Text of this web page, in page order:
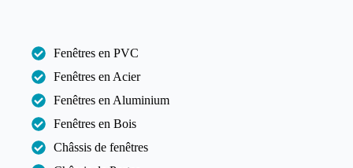
Fenêtres en PVC
Fenêtres en Acier
Fenêtres en Aluminium
Fenêtres en Bois
Châssis de fenêtres